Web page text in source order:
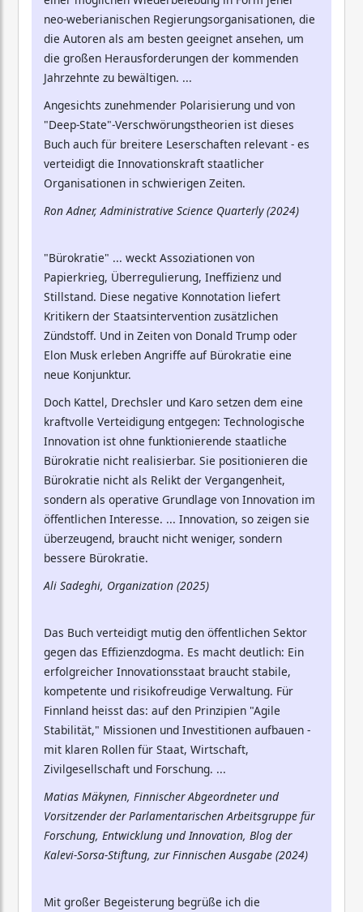
neo-weberianischen Regierungsorganisationen, die
die Autoren als am besten geeignet ansehen, um
die großen Herausforderungen der kommenden
Jahrzehnte zu bewältigen. ...
Angesichts zunehmender Polarisierung und von
"Deep-State"-Verschwörungstheorien ist dieses
Buch auch für breitere Leserschaften relevant - es
verteidigt die Innovationskraft staatlicher
Organisationen in schwierigen Zeiten.
Ron Adner, Administrative Science Quarterly (2024)
"Bürokratie" ... weckt Assoziationen von
Papierkrieg, Überregulierung, Ineffizienz und
Stillstand. Diese negative Konnotation liefert
Kritikern der Staatsintervention zusätzlichen
Zündstoff. Und in Zeiten von Donald Trump oder
Elon Musk erleben Angriffe auf Bürokratie eine
neue Konjunktur.
Doch Kattel, Drechsler und Karo setzen dem eine
kraftvolle Verteidigung entgegen: Technologische
Innovation ist ohne funktionierende staatliche
Bürokratie nicht realisierbar. Sie positionieren die
Bürokratie nicht als Relikt der Vergangenheit,
sondern als operative Grundlage von Innovation im
öffentlichen Interesse. ... Innovation, so zeigen sie
überzeugend, braucht nicht weniger, sondern
bessere Bürokratie.
Ali Sadeghi, Organization (2025)
Das Buch verteidigt mutig den öffentlichen Sektor
gegen das Effizienzdogma. Es macht deutlich: Ein
erfolgreicher Innovationsstaat braucht stabile,
kompetente und risikofreudige Verwaltung. Für
Finnland heisst das: auf den Prinzipien "Agile
Stabilität," Missionen und Investitionen aufbauen -
mit klaren Rollen für Staat, Wirtschaft,
Zivilgesellschaft und Forschung. ...
Matias Mäkynen, Finnischer Abgeordneter und
Vorsitzender der Parlamentarischen Arbeitsgruppe für
Forschung, Entwicklung und Innovation, Blog der
Kalevi-Sorsa-Stiftung, zur Finnischen Ausgabe (2024)
Mit großer Begeisterung begrüße ich die